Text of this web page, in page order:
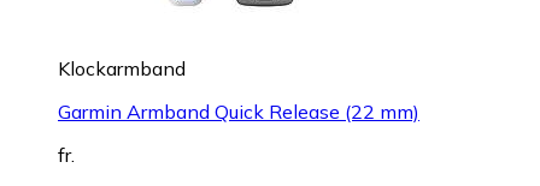
Klockarmband
Garmin Armband Quick Release (22 mm)
fr.